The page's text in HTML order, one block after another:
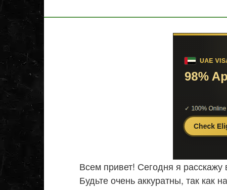
Всем привет! Сегодня я расскажу
Будьте очень аккуратны, так как